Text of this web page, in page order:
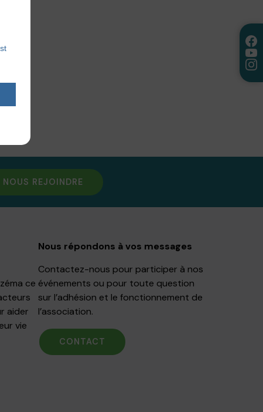
NOUS REJOINDRE
ce
aider
vie
Nous répondons à vos messages
Contactez-nous pour participer à nos
événements ou pour toute question
sur l’adhésion et le fonctionnement de
l’association.
CONTACT